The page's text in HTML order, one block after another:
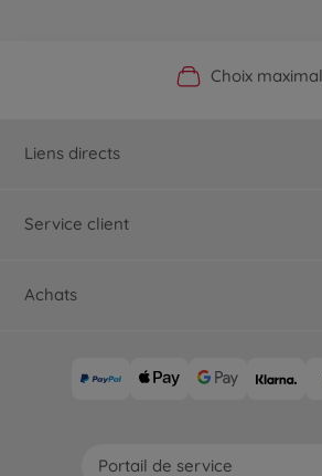
Boutique officielle du
Choix maximal
ServiceLivraison rapide
Liens directs
Service client
Achats
Portail de service